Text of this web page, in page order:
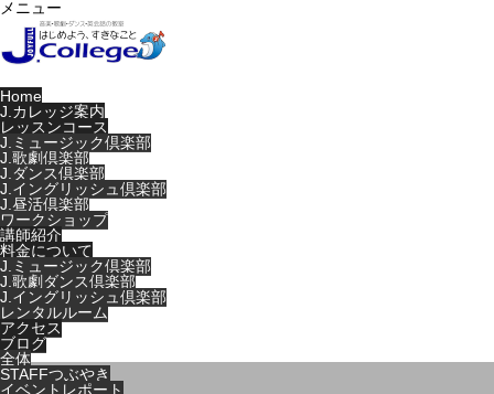
メニュー
Home
J.カレッジ案内
レッスンコース
J.ミュージック倶楽部
J.歌劇倶楽部
J.ダンス倶楽部
J.イングリッシュ倶楽部
J.昼活倶楽部
ワークショップ
講師紹介
料金について
J.ミュージック倶楽部
J.歌劇ダンス倶楽部
J.イングリッシュ倶楽部
レンタルルーム
アクセス
ブログ
全体
STAFFつぶやき
イベントレポート